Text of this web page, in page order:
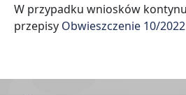
W przypadku wniosków
przepisy Obwieszczenie 10/2022